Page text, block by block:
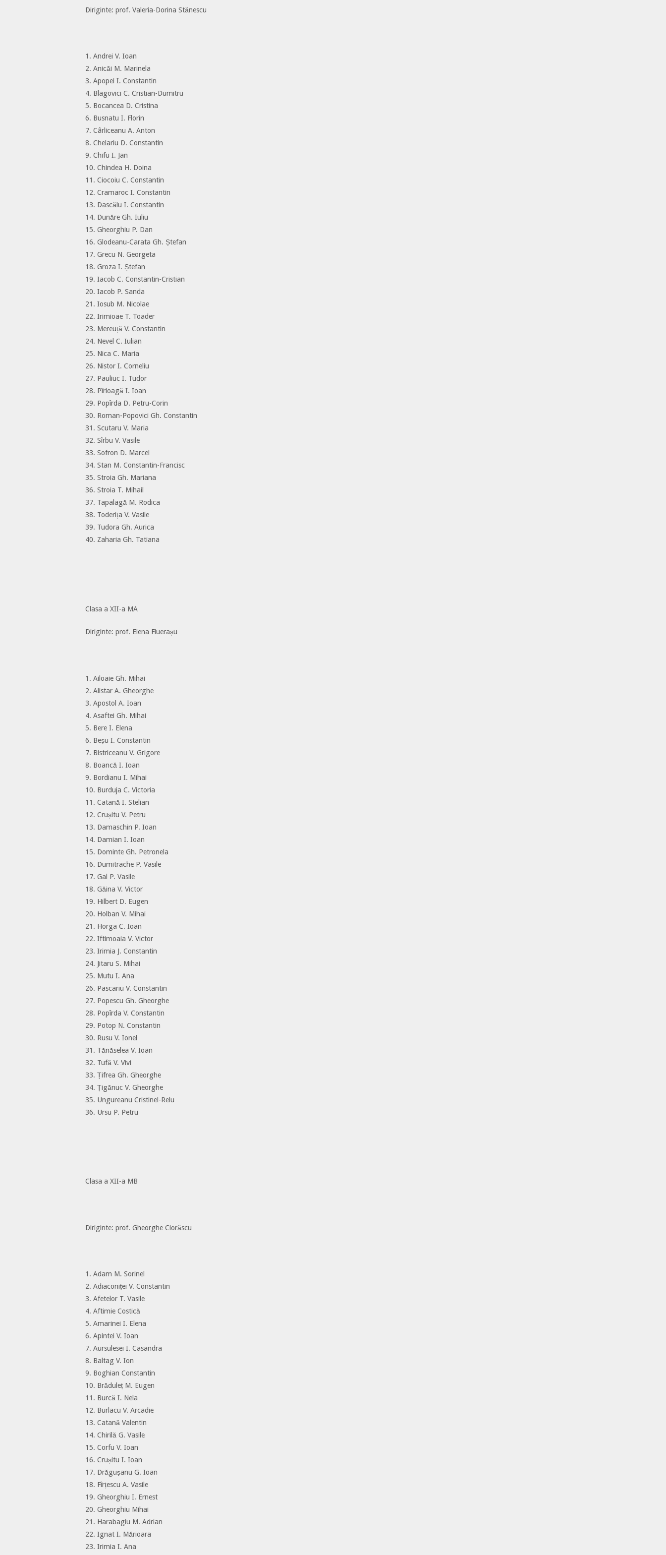
Diriginte: prof. Valeria-Dorina Stănescu
1. Andrei V. Ioan
2. Anicăi M. Marinela
3. Apopei I. Constantin
4. Blagovici C. Cristian-Dumitru
5. Bocancea D. Cristina
6. Busnatu I. Florin
7. Cârliceanu A. Anton
8. Chelariu D. Constantin
9. Chifu I. Jan
10. Chindea H. Doina
11. Ciocoiu C. Constantin
12. Cramaroc I. Constantin
13. Dascălu I. Constantin
14. Dunăre Gh. Iuliu
15. Gheorghiu P. Dan
16. Glodeanu-Carata Gh. Ștefan
17. Grecu N. Georgeta
18. Groza I. Ștefan
19. Iacob C. Constantin-Cristian
20. Iacob P. Sanda
21. Iosub M. Nicolae
22. Irimioae T. Toader
23. Mereuță V. Constantin
24. Nevel C. Iulian
25. Nica C. Maria
26. Nistor I. Corneliu
27. Pauliuc I. Tudor
28. Pîrloagă I. Ioan
29. Popîrda D. Petru-Corin
30. Roman-Popovici Gh. Constantin
31. Scutaru V. Maria
32. Sîrbu V. Vasile
33. Sofron D. Marcel
34. Stan M. Constantin-Francisc
35. Stroia Gh. Mariana
36. Stroia T. Mihail
37. Tapalagă M. Rodica
38. Toderița V. Vasile
39. Tudora Gh. Aurica
40. Zaharia Gh. Tatiana
Clasa a XII-a MA
Diriginte: prof. Elena Fluerașu
1. Ailoaie Gh. Mihai
2. Alistar A. Gheorghe
3. Apostol A. Ioan
4. Asaftei Gh. Mihai
5. Bere I. Elena
6. Beșu I. Constantin
7. Bistriceanu V. Grigore
8. Boancă I. Ioan
9. Bordianu I. Mihai
10. Burduja C. Victoria
11. Catană I. Stelian
12. Crușitu V. Petru
13. Damaschin P. Ioan
14. Damian I. Ioan
15. Dominte Gh. Petronela
16. Dumitrache P. Vasile
17. Gal P. Vasile
18. Găina V. Victor
19. Hilbert D. Eugen
20. Holban V. Mihai
21. Horga C. Ioan
22. Iftimoaia V. Victor
23. Irimia J. Constantin
24. Jitaru S. Mihai
25. Mutu I. Ana
26. Pascariu V. Constantin
27. Popescu Gh. Gheorghe
28. Popîrda V. Constantin
29. Potop N. Constantin
30. Rusu V. Ionel
31. Tănăselea V. Ioan
32. Tufă V. Vivi
33. Țifrea Gh. Gheorghe
34. Țigănuc V. Gheorghe
35. Ungureanu Cristinel-Relu
36. Ursu P. Petru
Clasa a XII-a MB
Diriginte: prof. Gheorghe Ciorăscu
1. Adam M. Sorinel
2. Adiaconiței V. Constantin
3. Afetelor T. Vasile
4. Aftimie Costică
5. Amarinei I. Elena
6. Apintei V. Ioan
7. Aursulesei I. Casandra
8. Baltag V. Ion
9. Boghian Constantin
10. Brăduleț M. Eugen
11. Burcă I. Nela
12. Burlacu V. Arcadie
13. Catană Valentin
14. Chirilă G. Vasile
15. Corfu V. Ioan
16. Crușitu I. Ioan
17. Drăgușanu G. Ioan
18. Fîrțescu A. Vasile
19. Gheorghiu I. Ernest
20. Gheorghiu Mihai
21. Harabagiu M. Adrian
22. Ignat I. Mărioara
23. Irimia I. Ana